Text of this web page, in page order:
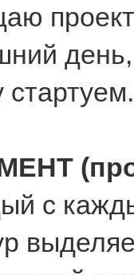
стартуем.
с